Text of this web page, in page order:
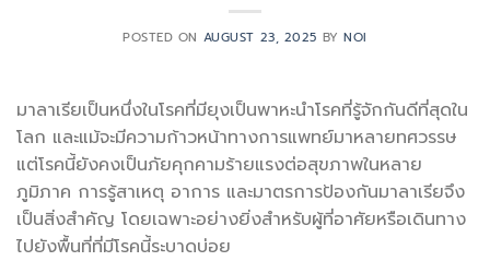
POSTED ON AUGUST 23, 2025 BYNOI
มาลาเรียเป็นหนึ่งในโรคที่มียุงเป็นพาหะนำโรคที่รู้จักกันดีที่สุดใน
โลก และแม้จะมีความก้าวหน้าทางการแพทย์มาหลายทศวรรษ
แต่โรคนี้ยังคงเป็นภัยคุกคามร้ายแรงต่อสุขภาพในหลาย
ภูมิภาค การรู้สาเหตุ อาการ และมาตรการป้องกันมาลาเรียจึง
เป็นสิ่งสำคัญ โดยเฉพาะอย่างยิ่งสำหรับผู้ที่อาศัยหรือเดินทาง
ไปยังพื้นที่ที่มีโรคนี้ระบาดบ่อย